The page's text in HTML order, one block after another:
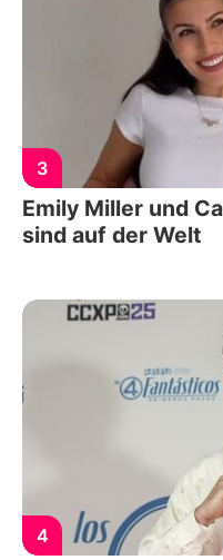
3
Emily Miller und
sind auf der Welt
4